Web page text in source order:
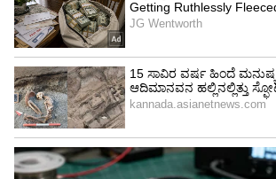
ಕ್ರಿಮಿನಲ್ ಮಿಸ್‌ಕಂಡಕ್ಟ್ ಅಡಿ
ಸರ್ಕಾರದ ವಶದಲ್ಲಿದ್ದ ಮದ್ಯವನ್ನು
ದುರುಪಯೋಗಪಡಿಸಿಕೊಂಡು, ಕರ್ತವ್ಯ